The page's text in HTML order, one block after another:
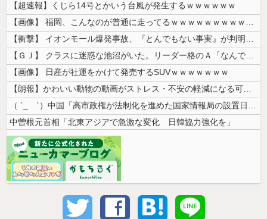
【超速報】くじら14号とかいう台風が発生するｗｗｗｗｗｗ
【画像】 福岡、こんなのが普通に走ってるｗｗｗｗｗｗｗｗｗｗｗｗｗｗｗ...
【衝撃】 イオンモール爆発事故、『とんでもない事実』が判明してしまう・...
【ＧＪ】 クラスに迷惑な池沼がいた。リーダー格のＡ「なんで支援学級に入...
【画像】 日産が社運をかけて発売するSUVｗｗｗｗｗｗｗ
【朗報】かわいい動物の動画がストレス・不安の軽減になる可能性。英大学の...
（ ´_ゝ`）中国「高市政権が法制化を進めた国家情報局の設置日が7月3...
中曽根元首相「北東アジアで急激な変化 日韓協力強化を」